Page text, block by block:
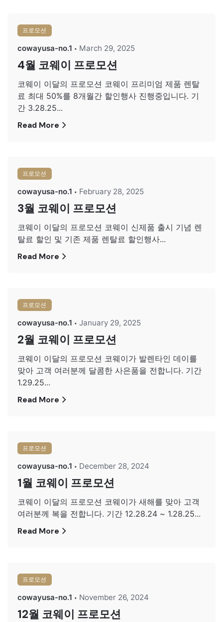
프로모션
cowayusa-no.1 March 29, 2025
4월 코웨이 프로모션
코웨이 이달의 프로모션 코웨이 프리미엄 제품 렌탈
료 최대 50%를 8개월간 할인행사 진행중입니다. 기
간 3.28.25...
Read More
프로모션
cowayusa-no.1 February 28, 2025
3월 코웨이 프로모션
코웨이 이달의 프로모션 코웨이 신제품 출시 기념 렌
탈료 할인 및 기존 제품 렌탈료 할인행사...
Read More
프로모션
cowayusa-no.1 January 29, 2025
2월 코웨이 프로모션
코웨이 이달의 프로모션 코웨이가 발렌타인 데이를
맞아 고객 여러분께 달콤한 사은품을 전합니다. 기간
1.29.25...
Read More
프로모션
cowayusa-no.1 December 28, 2024
1월 코웨이 프로모션
코웨이 이달의 프로모션 코웨이가 새해를 맞아 고객
여러분께 복을 전합니다. 기간 12.28.24 ~ 1.28.25...
Read More
프로모션
cowayusa-no.1 November 26, 2024
12월 코웨이 프로모션